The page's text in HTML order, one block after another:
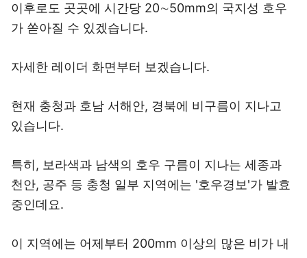
이후로도 곳곳에 시간당 20∼50mm의 국지성 호우
가 쏟아질 수 있겠습니다.
자세한 레이더 화면부터 보겠습니다.
현재 충청과 호남 서해안, 경북에 비구름이 지나고
있습니다.
특히, 보라색과 남색의 호우 구름이 지나는 세종과
천안, 공주 등 충청 일부 지역에는 '호우경보'가 발효
중인데요.
이 지역에는 어제부터 200mm 이상의 많은 비가 내